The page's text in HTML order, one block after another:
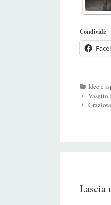
Condividi:
Idee e
Navigazione
Post
Vasetto
Lascia